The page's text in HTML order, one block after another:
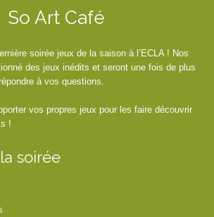
So Art Café
soirée jeux de la saison à l’ECLA ! Nos
des jeux inédits et seront une fois de plus
à vos questions.
vos propres jeux pour les faire découvrir
!
soirée